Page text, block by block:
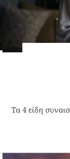
Τα 4 είδη